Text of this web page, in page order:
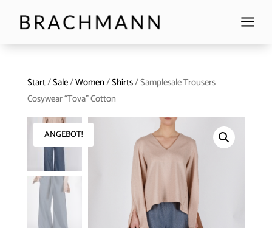
a
Start/Sale/Women/Shirts/ Samplesale Trousers
Cosywear “Tova” Cotton
ANGEBOT!